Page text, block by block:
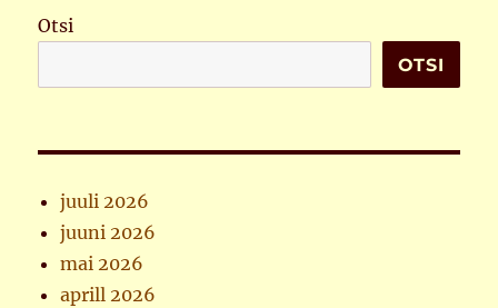
Otsi
OTSI
juuli 2026
juuni 2026
mai 2026
aprill 2026